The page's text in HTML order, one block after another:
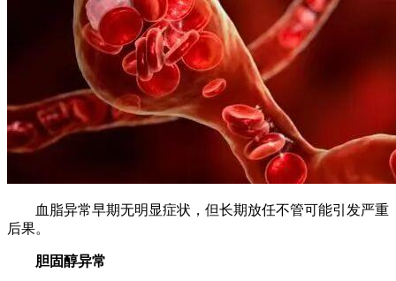
血脂异常早期无明显症状，但长期放任不管可能引发严重
后果。
胆固醇异常